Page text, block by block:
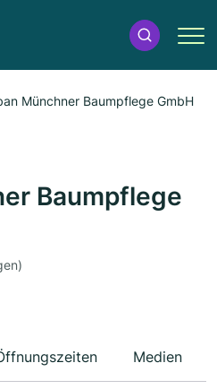
Münchner Baumpflege GmbH
Baumpflege
Medien